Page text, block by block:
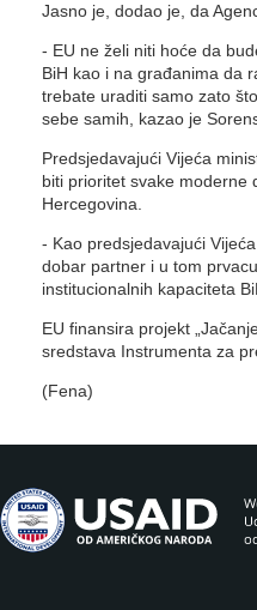
Jasno je, dodao je, da
- EU ne želi niti hoće da
BiH kao i na građanima da
trebate uraditi samo zato
sebe samih, kazao je
Predsjedavajući Vijeća
biti prioritet svake moderne
Hercegovina.
- Kao predsjedavajući
dobar partner i u tom
institucionalnih kapaciteta
EU finansira projekt
sredstava Instrumenta za
(Fena)